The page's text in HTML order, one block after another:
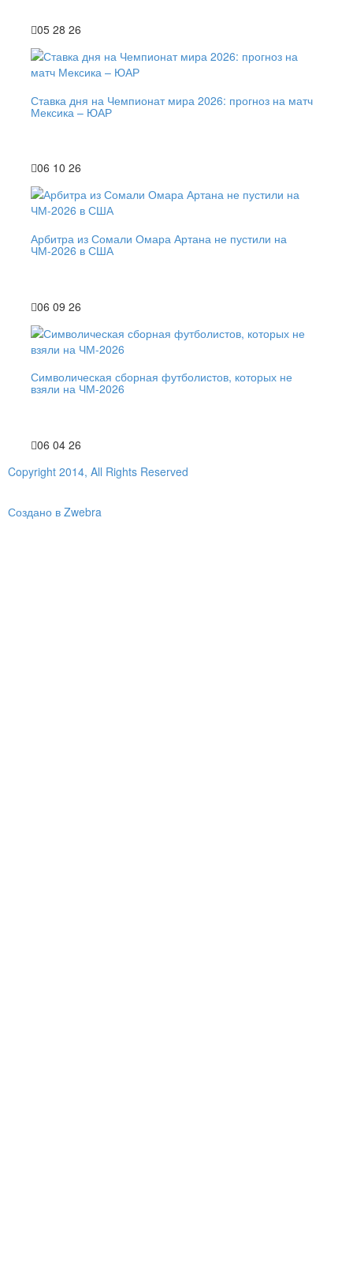
05 28 26
Ставка дня на Чемпионат мира 2026: прогноз на матч
Мексика – ЮАР
06 10 26
Арбитра из Сомали Омара Артана не пустили на
ЧМ-2026 в США
06 09 26
Символическая сборная футболистов, которых не
взяли на ЧМ-2026
06 04 26
Copyright 2014, All Rights Reserved
Создано в Zwebra